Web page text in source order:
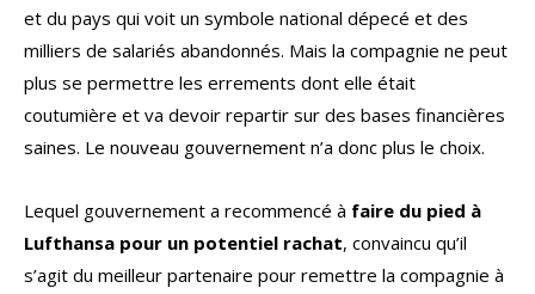
et du pays qui voit un symbole national dépecé et des
milliers de salariés abandonnés. Mais la compagnie ne peut
plus se permettre les errements dont elle était
coutumière et va devoir repartir sur des bases financières
saines. Le nouveau gouvernement n’a donc plus le choix.
Lequel gouvernement a recommencé à faire du pied à
Lufthansa pour un potentiel rachat, convaincu qu’il
s’agit du meilleur partenaire pour remettre la compagnie à